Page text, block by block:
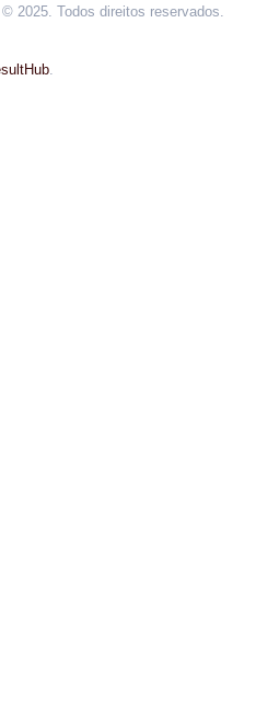
2025. Todos direitos reservados.
.